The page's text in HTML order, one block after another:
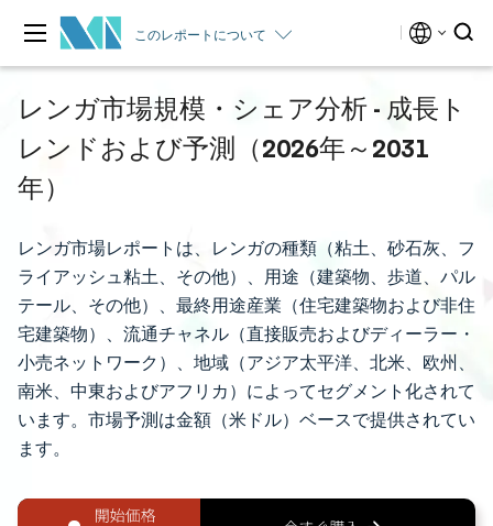
このレポートについて
レンガ市場規模・シェア分析 - 成長ト
レンドおよび予測（2026年～2031
年）
レンガ市場レポートは、レンガの種類（粘土、砂石灰、フ
ライアッシュ粘土、その他）、用途（建築物、歩道、パル
テール、その他）、最終用途産業（住宅建築物および非住
宅建築物）、流通チャネル（直接販売およびディーラー・
小売ネットワーク）、地域（アジア太平洋、北米、欧州、
南米、中東およびアフリカ）によってセグメント化されて
います。市場予測は金額（米ドル）ベースで提供されてい
ます。